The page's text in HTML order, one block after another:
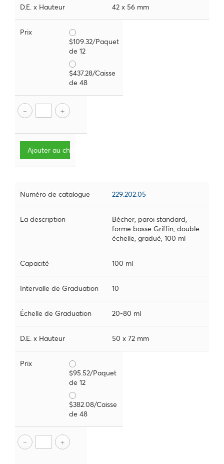
D.E. x Hauteur 42 x 56 mm
Prix
$109.32/Paquet
de 12
$437.28/Caisse
de 48
Ajouter au chariot
Numéro de catalogue 229.202.05
La description
Bécher, paroi standard,
forme basse Griffin, double
échelle, gradué, 100 ml
Capacité 100 ml
Intervalle de Graduation 10
Échelle de Graduation 20-80 ml
D.E. x Hauteur 50 x 72 mm
Prix
$95.52/Paquet
de 12
$382.08/Caisse
de 48